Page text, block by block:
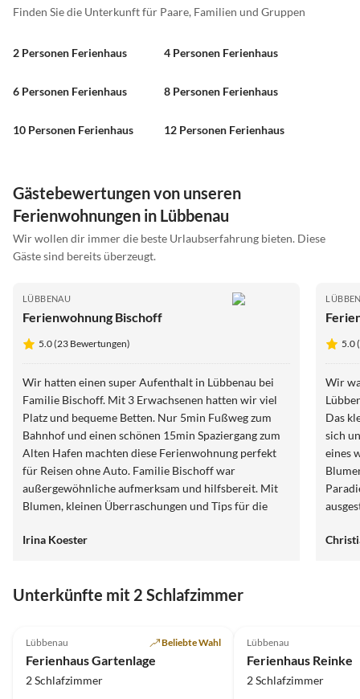
Finden Sie die Unterkunft für Paare, Familien und Gruppen
2 Personen Ferienhaus 4 Personen Ferienhaus
6 Personen Ferienhaus 8 Personen Ferienhaus
10 Personen Ferienhaus 12 Personen Ferienhaus
Gästebewertungen von unseren
Ferienwohnungen in Lübbenau
Wir wollen dir immer die beste Urlaubserfahrung bieten. Diese
Gäste sind bereits überzeugt.
LÜBBENAU
Ferienwohnung Bischoff
5.0 (23 Bewertungen)
Wir hatten einen super Aufenthalt in Lübbenau bei
Familie Bischoff. Mit 3 Erwachsenen hatten wir viel
Platz und bequeme Betten. Nur 5min Fußweg zum
Bahnhof und einen schönen 15min Spaziergang zum
Alten Hafen machten diese Ferienwohnung perfekt
für Reisen ohne Auto. Familie Bischoff war
außergewöhnliche aufmerksam und hilfsbereit. Mit
Blumen, kleinen Überraschungen und Tips für die
Urlaub verbracht haben. Wie können es wärmstens
Irina Koester
5.0
Wir
Das
sich
eines
nette
Unterkünfte mit 2 Schlafzimmer
Lübbenau Beliebte Wahl
Ferienhaus Gartenlage
2 Schlafzimmer
Lübbenau
Ferienhaus Reinke
2 Schlafzimmer